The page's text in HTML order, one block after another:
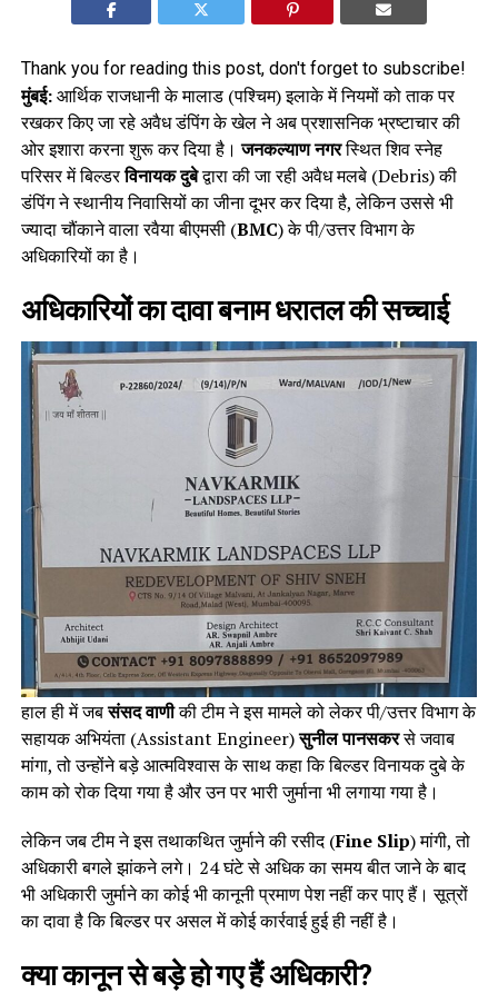
Thank you for reading this post, don't forget to subscribe!
मुंबई:आर्थिक राजधानी के मालाड (पश्चिम) इलाके में नियमों को ताक पर
रखकर किए जा रहे अवैध डंपिंग के खेल ने अब प्रशासनिक भ्रष्टाचार की
ओर इशारा करना शुरू कर दिया है।जनकल्याण नगरस्थित शिव स्नेह
परिसर में बिल्डरविनायक दुबेद्वारा की जा रही अवैध मलबे (Debris) की
डंपिंग ने स्थानीय निवासियों का जीना दूभर कर दिया है, लेकिन उससे भी
ज्यादा चौंकाने वाला रवैया बीएमसी (BMC) के पी/उत्तर विभाग के
अधिकारियों का है।
अधिकारियों का दावा बनाम धरातल की सच्चाई
हाल ही में जबसंसद वाणीकी टीम ने इस मामले को लेकर पी/उत्तर विभाग के
सहायक अभियंता (Assistant Engineer)सुनील पानसकरसे जवाब
मांगा, तो उन्होंने बड़े आत्मविश्वास के साथ कहा कि बिल्डर विनायक दुबे के
काम को रोक दिया गया है और उन पर भारी जुर्माना भी लगाया गया है।
लेकिन जब टीम ने इस तथाकथित जुर्माने की रसीद (Fine Slip) मांगी, तो
अधिकारी बगले झांकने लगे। 24 घंटे से अधिक का समय बीत जाने के बाद
भी अधिकारी जुर्माने का कोई भी कानूनी प्रमाण पेश नहीं कर पाए हैं। सूत्रों
का दावा है कि बिल्डर पर असल में कोई कार्रवाई हुई ही नहीं है।
क्या कानून से बड़े हो गए हैं अधिकारी?